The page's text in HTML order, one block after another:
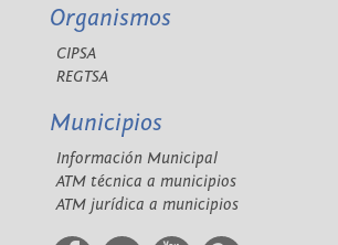
Organismos
CIPSA
REGTSA
Municipios
Información Municipal
ATM técnica a municipios
ATM jurídica a municipios